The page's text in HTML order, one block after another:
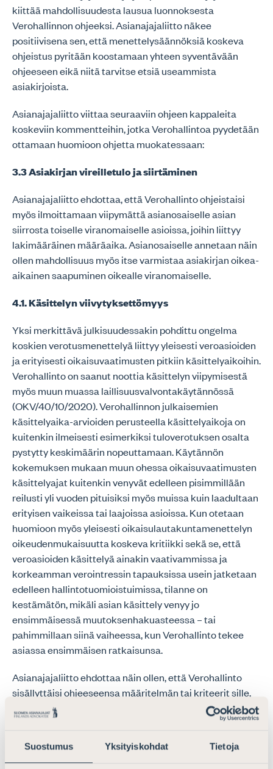
Suostumus Yksityiskohdat Tietoja
kiittää mahdollisuudesta lausua luonnoksesta
Verohallinnon ohjeeksi. Asianajajaliitto näkee
positiivisena sen, että menettelysäännöksiä koskeva
ohjeistus pyritään koostamaan yhteen syventävään
ohjeeseen eikä niitä tarvitse etsiä useammista
asiakirjoista.
Asianajajaliitto viittaa seuraaviin ohjeen kappaleita
koskeviin kommentteihin, jotka Verohallintoa pyydetään
ottamaan huomioon ohjetta muokatessaan:
3.3 Asiakirjan vireilletulo ja siirtäminen
Asianajajaliitto ehdottaa, että Verohallinto ohjeistaisi
myös ilmoittamaan viipymättä asianosaiselle asian
siirrosta toiselle viranomaiselle asioissa, joihin liittyy
lakimääräinen määräaika. Asianosaiselle annetaan näin
ollen mahdollisuus myös itse varmistaa asiakirjan oikea-
aikainen saapuminen oikealle viranomaiselle.
4.1. Käsittelyn viivytyksettömyys
Yksi merkittävä julkisuudessakin pohdittu ongelma
koskien verotusmenettelyä liittyy yleisesti veroasioiden
ja erityisesti oikaisuvaatimusten pitkiin käsittelyaikoihin.
Verohallinto on saanut noottia käsittelyn viipymisestä
myös muun muassa laillisuusvalvontakäytännössä
(OKV/40/10/2020). Verohallinnon julkaisemien
käsittelyaika-arvioiden perusteella käsittelyaikoja on
kuitenkin ilmeisesti esimerkiksi tuloverotuksen osalta
pystytty keskimäärin nopeuttamaan. Käytännön
kokemuksen mukaan muun ohessa oikaisuvaatimusten
käsittelyajat kuitenkin venyvät edelleen pisimmillään
reilusti yli vuoden pituisiksi myös muissa kuin laadultaan
erityisen vaikeissa tai laajoissa asioissa. Kun otetaan
huomioon myös yleisesti oikaisulautakuntamenettelyn
oikeudenmukaisuutta koskeva kritiikki sekä se, että
veroasioiden käsittelyä ainakin vaativammissa ja
korkeamman verointressin tapauksissa usein jatketaan
edelleen hallintotuomioistuimissa, tilanne on
kestämätön, mikäli asian käsittely venyy jo
ensimmäisessä muutoksenhakuasteessa – tai
pahimmillaan siinä vaiheessa, kun Verohallinto tekee
asiassa ensimmäisen ratkaisunsa.
Asianajajaliitto ehdottaa näin ollen, että Verohallinto
sisällyttäisi ohjeeseensa määritelmän tai kriteerit sille,
mitä asioiden viivytyksettömällä käsittelyllä
tarkoitetaan veroasioiden käsittelyssä sekä minkälaisin
tulisi verotusmenettelyssä varmistaa.